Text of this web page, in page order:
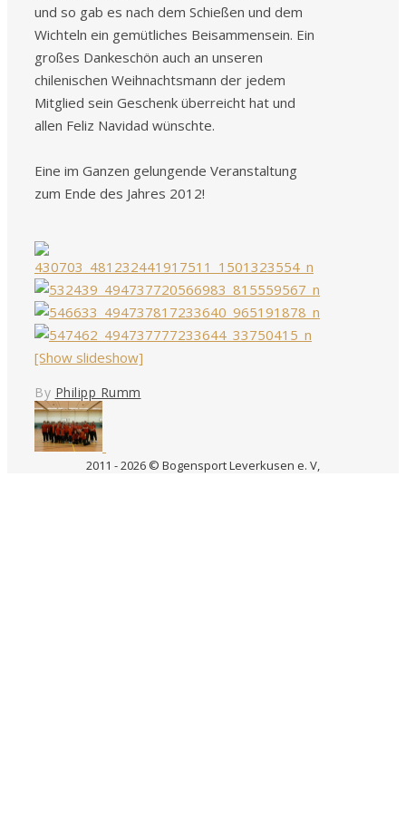
und so gab es nach dem Schießen und dem
Wichteln ein gemütliches Beisammensein. Ein
großes Dankeschön auch an unseren
chilenischen Weihnachtsmann der jedem
Mitglied sein Geschenk überreicht hat und
allen Feliz Navidad wünschte.
Eine im Ganzen gelungende Veranstaltung
zum Ende des Jahres 2012!
[Show slideshow]
By Philipp Rumm
2011 - 2026 © Bogensport Leverkusen e. V,